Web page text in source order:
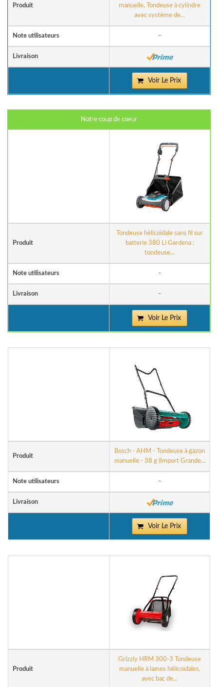
Produit
manuelle, Tondeuse à cylindre
avec système de...
Note utilisateurs -
Livraison
Voir Le Prix
Notre coup de coeur
Produit
Tondeuse hélicoïdale sans fil sur
batterie 380 Li Gardena :
tondeuse...
Note utilisateurs -
Livraison -
Voir Le Prix
Produit
Bosch - AHM - Tondeuse à gazon
manuelle - 38 g (Import Grande...
Note utilisateurs -
Livraison
Voir Le Prix
Produit
Grizzly HRM 300-3 Tondeuse
manuelle à lames hélicoïdales,
avec bac de...